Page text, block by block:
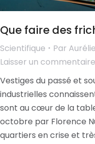
Que faire des
Scientifique Par
Laisser un commentaire
Vestiges du passé et
industrielles
sont au cœur de la
octobre par Florence
quartiers en crise et